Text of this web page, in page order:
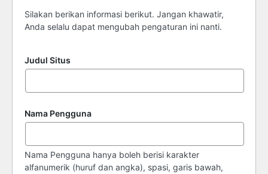
Silakan berikan informasi berikut. Jangan khawatir,
Anda selalu dapat mengubah pengaturan ini nanti.
Judul Situs
Nama Pengguna
Nama Pengguna hanya boleh berisi karakter
alfanumerik (huruf dan angka), spasi, garis bawah,